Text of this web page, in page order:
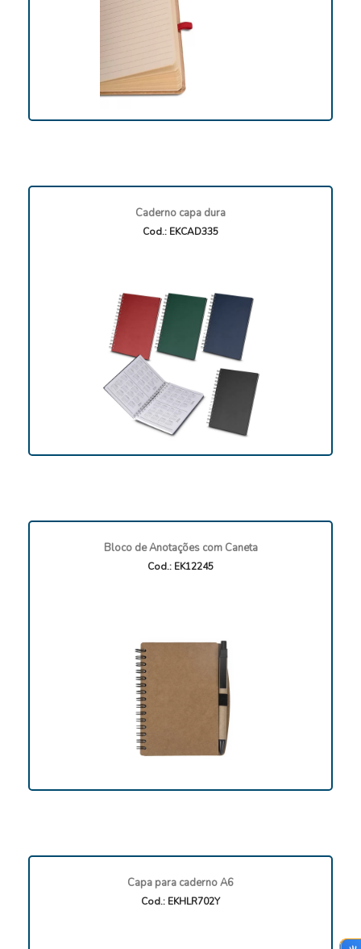
Caderno capa dura
Cod.: EKCAD335
Bloco de Anotações com Caneta
Cod.: EK12245
Capa para caderno A6
Cod.: EKHLR702Y